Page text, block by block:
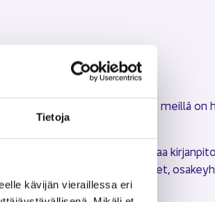
Tie­to­ja
kä­vi­jän vie­rail­les­sa eri
kirjanpito-​ohjelmaa. Nyt meil­lä on
op­pi­vaa ja oh­jaa­vaa
mik­ro­y­ri­tyk­set, toi­mi­ni­met,